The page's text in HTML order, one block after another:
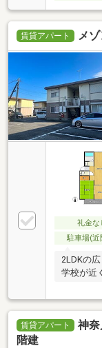
賃貸アパート メ
礼金な
駐車場(近
2LDKの
学校が近
賃貸アパート
神
階建